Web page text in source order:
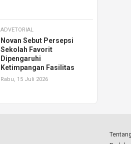
ADVETORIAL
Novan Sebut Persepsi
Sekolah Favorit
Dipengaruhi
Ketimpangan Fasilitas
Rabu, 15 Juli 2026